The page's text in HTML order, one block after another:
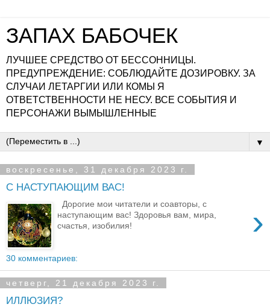
ЗАПАХ БАБОЧЕК
ЛУЧШЕЕ СРЕДСТВО ОТ БЕССОННИЦЫ.
ПРЕДУПРЕЖДЕНИЕ: СОБЛЮДАЙТЕ ДОЗИРОВКУ. ЗА
СЛУЧАИ ЛЕТАРГИИ ИЛИ КОМЫ Я
ОТВЕТСТВЕННОСТИ НЕ НЕСУ. ВСЕ СОБЫТИЯ И
ПЕРСОНАЖИ ВЫМЫШЛЕННЫЕ
▼
воскресенье, 31 декабря 2023 г.
С НАСТУПАЮЩИМ ВАС!
›
Дорогие мои читатели и соавторы, с
наступающим вас! Здоровья вам, мира,
счастья, изобилия!
30 комментариев:
четверг, 21 декабря 2023 г.
ИЛЛЮЗИЯ?